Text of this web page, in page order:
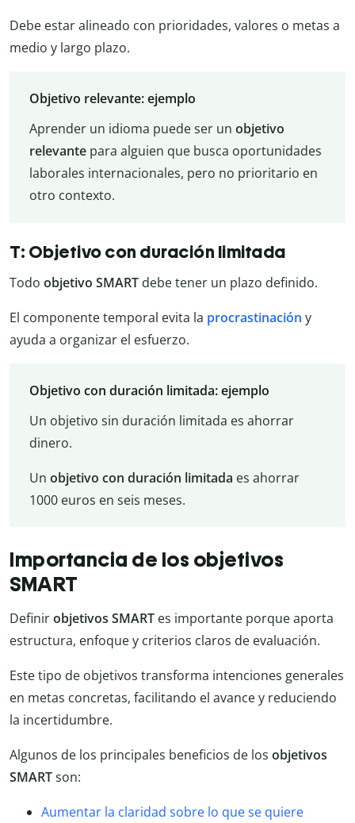
Debe estar alineado con prioridades, valores o metas a
medio y largo plazo.
Objetivo relevante: ejemplo
Aprender un idioma puede ser un objetivo
relevantepara alguien que busca oportunidades
laborales internacionales, pero no prioritario en
otro contexto.
T: Objetivo con duración limitada
Todo objetivo SMART debe tener un plazo definido.
El componente temporal evita la procrastinación y
ayuda a organizar el esfuerzo.
Objetivo con duración limitada: ejemplo
Un objetivo sin duración limitada es ahorrar
dinero.
Un objetivo con duración limitada es ahorrar
1000 euros en seis meses.
Importancia de los objetivos
SMART
Definirobjetivos SMART es importante porque aporta
estructura, enfoque y criterios claros de evaluación.
Este tipo de objetivos transforma intenciones generales
en metas concretas, facilitando el avance y reduciendo
la incertidumbre.
Algunos de los principales beneficios de los objetivos
SMARTson:
Aumentar la claridad sobre lo que se quiere